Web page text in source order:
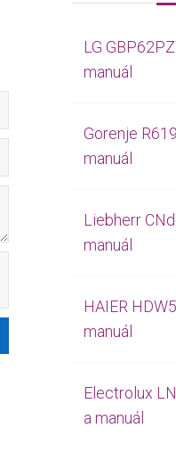
LG
manuál
Gorenje
manuál
Liebherr
manuál
HAIER
manuál
Electrolux
a manuál